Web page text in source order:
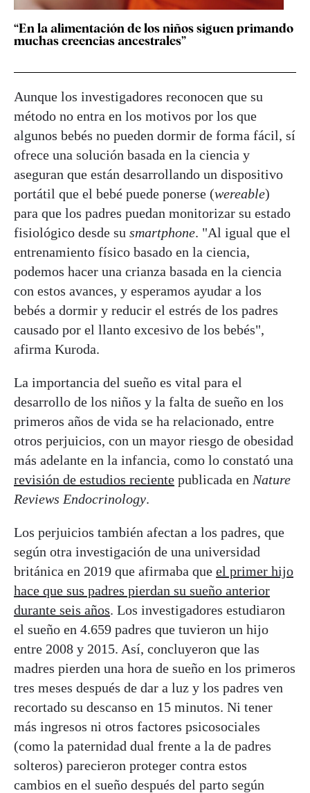
“En la alimentación de los niños siguen primando
muchas creencias ancestrales”
Aunque los investigadores reconocen que su
método no entra en los motivos por los que
algunos bebés no pueden dormir de forma fácil, sí
ofrece una solución basada en la ciencia y
aseguran que están desarrollando un dispositivo
portátil que el bebé puede ponerse (wereable)
para que los padres puedan monitorizar su estado
fisiológico desde su smartphone. "Al igual que el
entrenamiento físico basado en la ciencia,
podemos hacer una crianza basada en la ciencia
con estos avances, y esperamos ayudar a los
bebés a dormir y reducir el estrés de los padres
causado por el llanto excesivo de los bebés",
afirma Kuroda.
La importancia del sueño es vital para el
desarrollo de los niños y la falta de sueño en los
primeros años de vida se ha relacionado, entre
otros perjuicios, con un mayor riesgo de obesidad
más adelante en la infancia, como lo constató una
revisión de estudios reciente publicada en Nature
Reviews Endocrinology.
Los perjuicios también afectan a los padres, que
según otra investigación de una universidad
británica en 2019 que afirmaba que el primer hijo
hace que sus padres pierdan su sueño anterior
durante seis años. Los investigadores estudiaron
el sueño en 4.659 padres que tuvieron un hijo
entre 2008 y 2015. Así, concluyeron que las
madres pierden una hora de sueño en los primeros
tres meses después de dar a luz y los padres ven
recortado su descanso en 15 minutos. Ni tener
más ingresos ni otros factores psicosociales
(como la paternidad dual frente a la de padres
solteros) parecieron proteger contra estos
cambios en el sueño después del parto según